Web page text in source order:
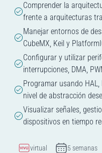
Comprender la
frente a arquitecturas
Manejar entornos de
CubeMX, Keil y
Configurar y utilizar
interrupciones, DMA,
Programar usando HAL,
nivel de abstracción
Visualizar señales,
dispositivos en tiempo
virtual 5 semanas